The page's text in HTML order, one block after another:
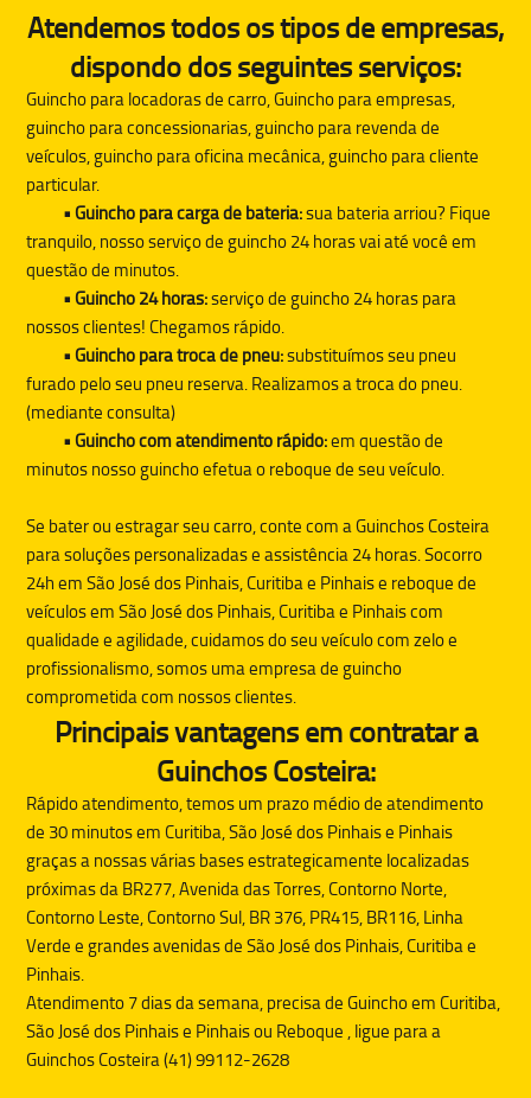
Atendemos todos os tipos de empresas,
dispondo dos seguintes serviços:
Guincho para locadoras de carro, Guincho para empresas,
guincho para concessionarias, guincho para revenda de
veículos, guincho para oficina mecânica, guincho para cliente
particular.
• Guincho para carga de bateria:sua bateria arriou? Fique
tranquilo, nosso serviço de guincho 24 horas vai até você em
questão de minutos.
• Guincho 24 horas:serviço de guincho 24 horas para
nossos clientes! Chegamos rápido.
• Guincho para troca de pneu:substituímos seu pneu
furado pelo seu pneu reserva. Realizamos a troca do pneu.
(mediante consulta)
• Guincho com atendimento rápido:em questão de
minutos nosso guincho efetua o reboque de seu veículo.
Se bater ou estragar seu carro, conte com aGuinchos Costeira
para soluções personalizadas e assistência 24 horas. Socorro
24h em São José dos Pinhais, Curitiba e Pinhais e reboque de
veículos em São José dos Pinhais, Curitiba e Pinhais com
qualidade e agilidade, cuidamos do seu veículo com zelo e
profissionalismo, somos uma empresa de guincho
comprometida com nossos clientes.
Principais vantagens em contratar a
Guinchos Costeira:
Rápido atendimento, temos um prazo médio de atendimento
de 30 minutos em Curitiba, São José dos Pinhais e Pinhais
graças a nossas várias bases estrategicamente localizadas
próximas da BR277, Avenida das Torres, Contorno Norte,
Contorno Leste, Contorno Sul, BR 376, PR415, BR116, Linha
Verde e grandes avenidas de São José dos Pinhais, Curitiba e
Pinhais.
Atendimento 7 dias da semana, precisa deGuinchoem Curitiba,
São José dos Pinhais e Pinhais ou Reboque , ligue para a
Guinchos Costeira (41) 99112-2628